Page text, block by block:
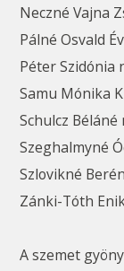
Neczné Vajna
Pálné Osvald
Péter Szidónia
Samu Mónika
Schulcz
Szeghalmyné
Szlovikné
Zánki-Tóth
A szemet